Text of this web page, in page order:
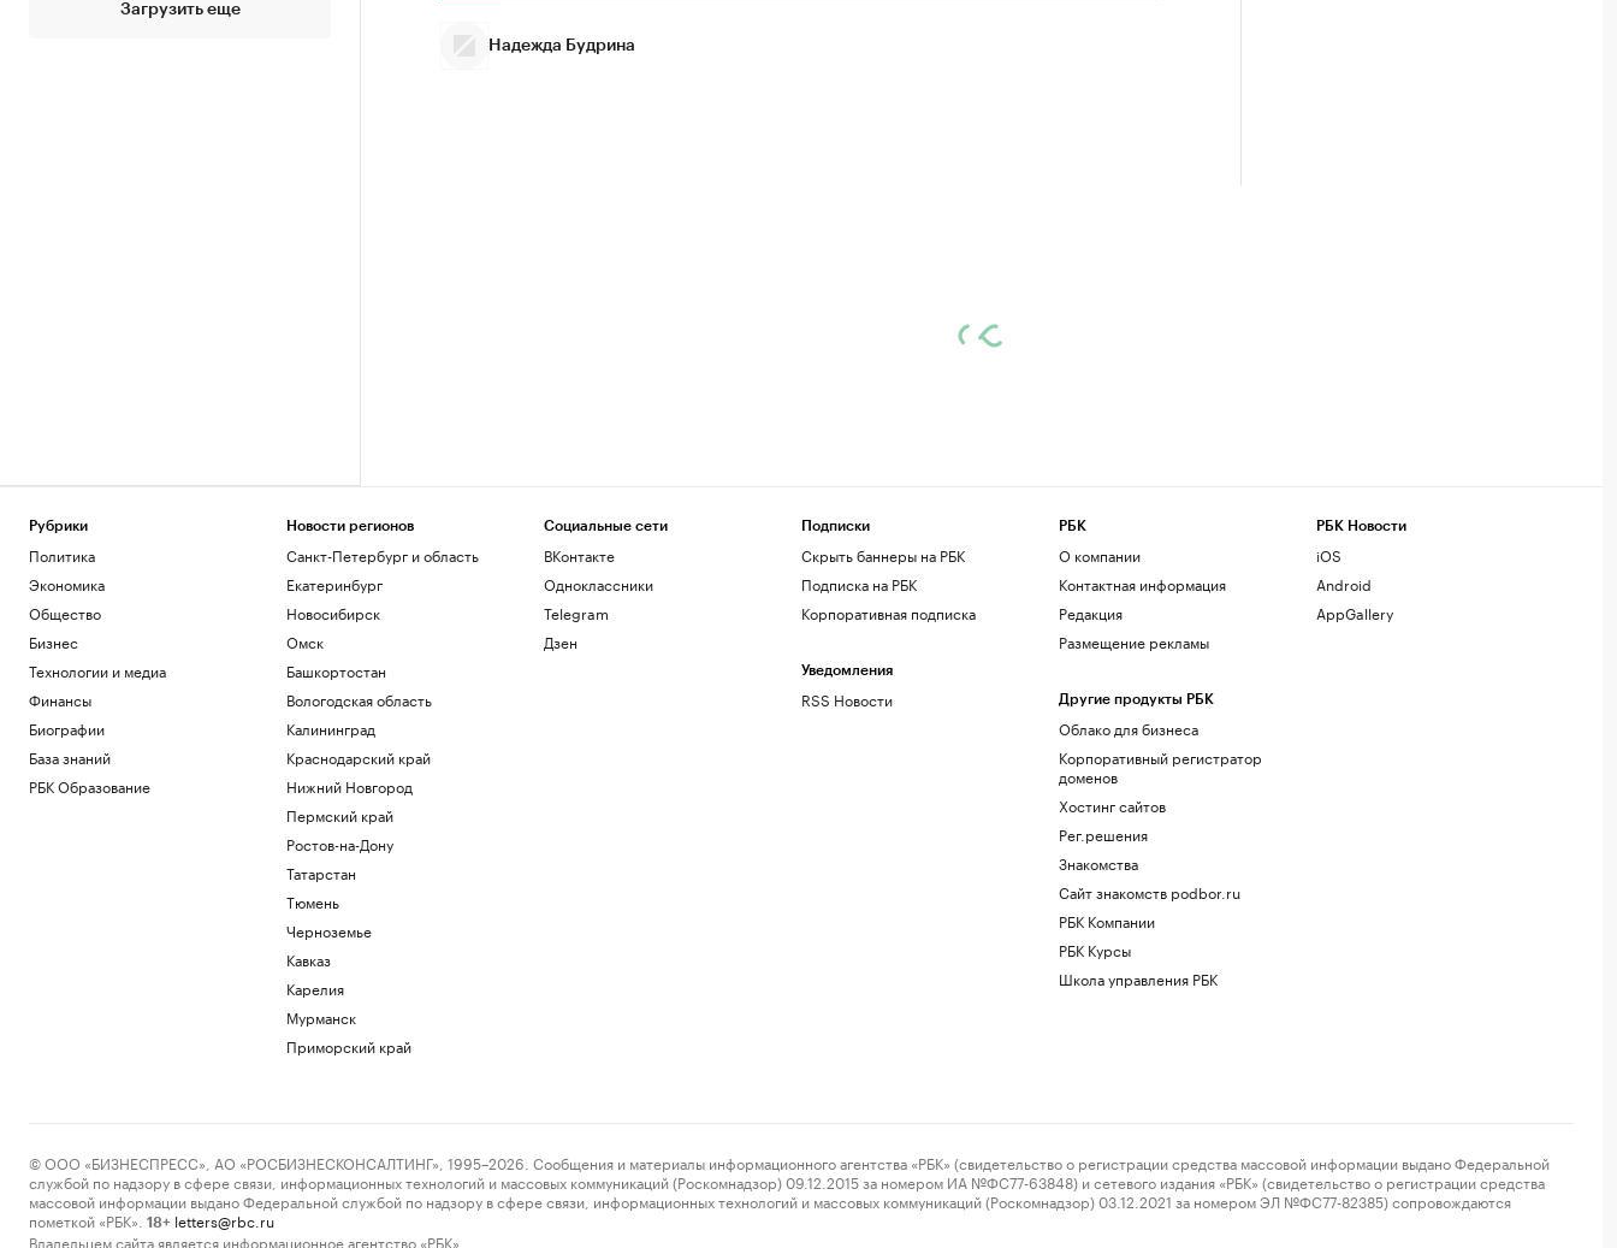
Загрузить еще
Надежда Будрина
Рубрики
Политика
Экономика
Общество
Бизнес
Технологии и медиа
Финансы
Биографии
База знаний
РБК Образование
Новости регионов
Санкт-Петербург и область
Екатеринбург
Новосибирск
Омск
Башкортостан
Вологодская область
Калининград
Краснодарский край
Нижний Новгород
Пермский край
Ростов-на-Дону
Татарстан
Тюмень
Черноземье
Кавказ
Карелия
Мурманск
Приморский край
Социальные сети
ВКонтакте
Одноклассники
Telegram
Дзен
Подписки
Скрыть баннеры на РБК
Подписка на РБК
Корпоративная подписка
Уведомления
RSS Новости
РБК
О компании
Контактная информация
Редакция
Размещение рекламы
Другие продукты РБК
Облако для бизнеса
Корпоративный регистратор
доменов
Хостинг сайтов
Рег.решения
Знакомства
Сайт знакомств podbor.ru
РБК Компании
РБК Курсы
Школа управления РБК
РБК Новости
iOS
Android
AppGallery
© ООО «БИЗНЕСПРЕСС», АО «РОСБИЗНЕСКОНСАЛТИНГ», 1995–2026. Сообщения и материалы информационного агентства «РБК» (свидетельство о регистрации средства массовой информации выдано Федеральной
службой по надзору в сфере связи, информационных технологий и массовых коммуникаций (Роскомнадзор) 09.12.2015 за номером ИА №ФС77-63848) и сетевого издания «РБК» (свидетельство о регистрации средства
массовой информации выдано Федеральной службой по надзору в сфере связи, информационных технологий и массовых коммуникаций (Роскомнадзор) 03.12.2021 за номером ЭЛ №ФС77-82385) сопровождаются
пометкой «РБК».
18+ letters@rbc.ru
Владельцем сайта является информационное агентство «РБК».